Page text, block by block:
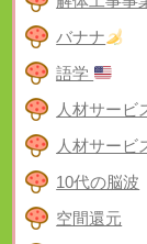
バナナ
語学
人材サービ
人材サービ
10代の脳波
空間還元